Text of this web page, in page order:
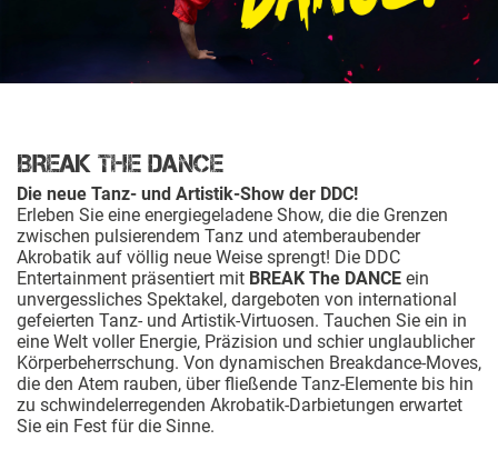
BREAK the DANCE
Die neue Tanz- und Artistik-Show der DDC!
Erleben Sie eine energiegeladene Show, die die Grenzen
zwischen pulsierendem Tanz und atemberaubender
Akrobatik auf völlig neue Weise sprengt! Die DDC
Entertainment präsentiert mit BREAK The DANCE ein
unvergessliches Spektakel, dargeboten von international
gefeierten Tanz- und Artistik-Virtuosen. Tauchen Sie ein in
eine Welt voller Energie, Präzision und schier unglaublicher
Körperbeherrschung. Von dynamischen Breakdance-Moves,
die den Atem rauben, über fließende Tanz-Elemente bis hin
zu schwindelerregenden Akrobatik-Darbietungen erwartet
Sie ein Fest für die Sinne.